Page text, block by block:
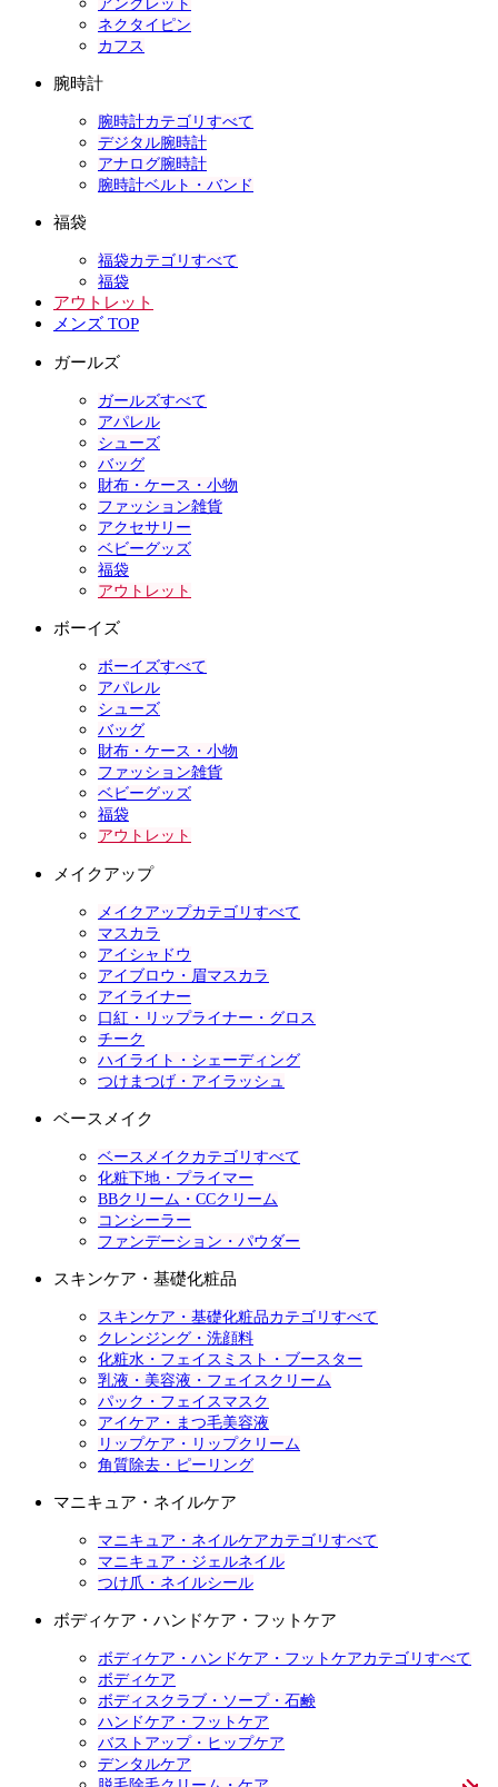
アンクレット
ネクタイピン
カフス
腕時計
腕時計カテゴリすべて
デジタル腕時計
アナログ腕時計
腕時計ベルト・バンド
福袋
福袋カテゴリすべて
福袋
アウトレット
メンズ TOP
ガールズ
ガールズすべて
アパレル
シューズ
バッグ
財布・ケース・小物
ファッション雑貨
アクセサリー
ベビーグッズ
福袋
アウトレット
ボーイズ
ボーイズすべて
アパレル
シューズ
バッグ
財布・ケース・小物
ファッション雑貨
ベビーグッズ
福袋
アウトレット
メイクアップ
メイクアップカテゴリすべて
マスカラ
アイシャドウ
アイブロウ・眉マスカラ
アイライナー
口紅・リップライナー・グロス
チーク
ハイライト・シェーディング
つけまつげ・アイラッシュ
ベースメイク
ベースメイクカテゴリすべて
化粧下地・プライマー
BBクリーム・CCクリーム
コンシーラー
ファンデーション・パウダー
スキンケア・基礎化粧品
スキンケア・基礎化粧品カテゴリすべて
クレンジング・洗顔料
化粧水・フェイスミスト・ブースター
乳液・美容液・フェイスクリーム
パック・フェイスマスク
アイケア・まつ毛美容液
リップケア・リップクリーム
角質除去・ピーリング
マニキュア・ネイルケア
マニキュア・ネイルケアカテゴリすべて
マニキュア・ジェルネイル
つけ爪・ネイルシール
ボディケア・ハンドケア・フットケア
ボディケア・ハンドケア・フットケアカテゴリすべて
ボディケア
ボディスクラブ・ソープ・石鹸
ハンドケア・フットケア
バストアップ・ヒップケア
デンタルケア